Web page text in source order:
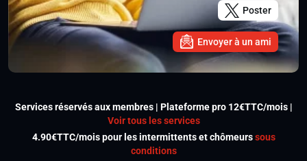
Poster
Envoyer à un ami
Services réservés aux membres | Plateforme pro 12€TTC/mois |
Voir tous les services
4.90€TTC/mois pour les intermittents et chômeurssous
conditions